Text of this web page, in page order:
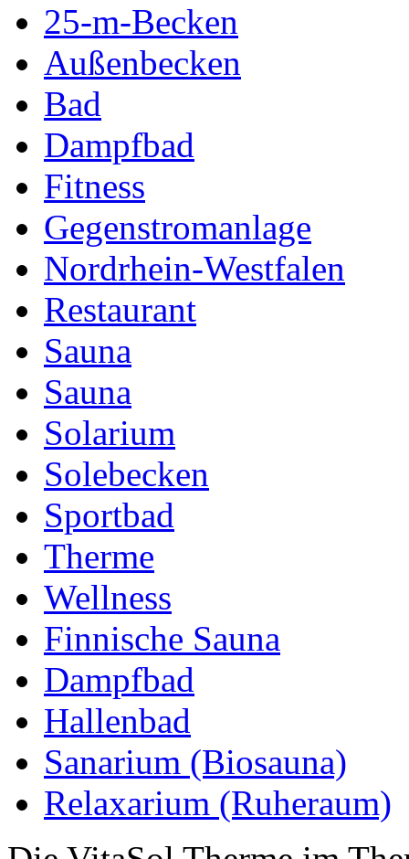
25-m-Becken
Außenbecken
Bad
Dampfbad
Fitness
Gegenstromanlage
Nordrhein-Westfalen
Restaurant
Sauna
Sauna
Solarium
Solebecken
Sportbad
Therme
Wellness
Finnische Sauna
Dampfbad
Hallenbad
Sanarium (Biosauna)
Relaxarium (Ruheraum)